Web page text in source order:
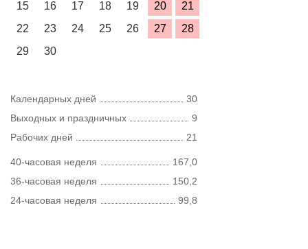
15
16 17 18 19 20
21
22
23 24 25 26 27
28
29
30
Календарных дней
30
Выходных и праздничных
9
Рабочих дней
21
40-часовая неделя
167,0
36-часовая неделя
150,2
24-часовая неделя
99,8